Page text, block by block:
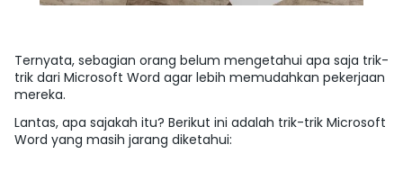
Ternyata, sebagian orang belum mengetahui apa saja trik-
trik dari Microsoft Word agar lebih memudahkan pekerjaan
mereka.
Lantas, apa sajakah itu? Berikut ini adalah trik-trik Microsoft
Word yang masih jarang diketahui: